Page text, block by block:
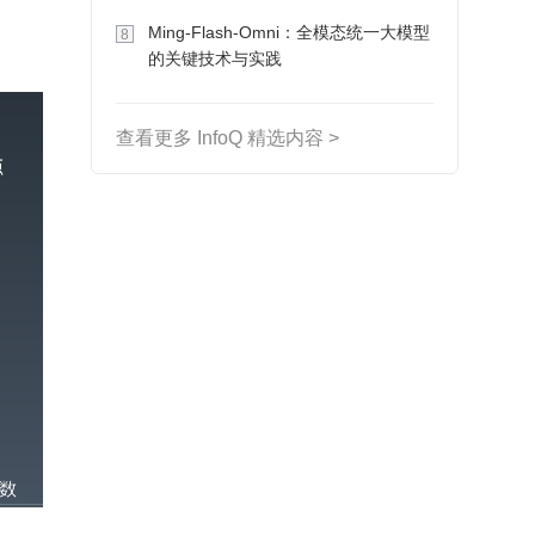
8
Ming-Flash-Omni：全模态统一大模型
的关键技术与实践
查看更多 InfoQ 精选内容 >